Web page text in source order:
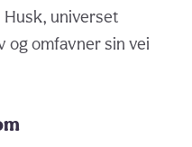
universet
og omfavner sin vei